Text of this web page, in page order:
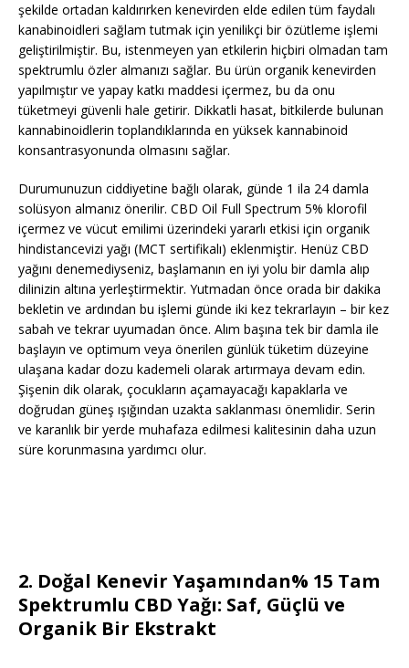
şekilde ortadan kaldırırken kenevirden elde edilen tüm faydalı
kanabinoidleri sağlam tutmak için yenilikçi bir özütleme işlemi
geliştirilmiştir. Bu, istenmeyen yan etkilerin hiçbiri olmadan tam
spektrumlu özler almanızı sağlar. Bu ürün organik kenevirden
yapılmıştır ve yapay katkı maddesi içermez, bu da onu
tüketmeyi güvenli hale getirir. Dikkatli hasat, bitkilerde bulunan
kannabinoidlerin toplandıklarında en yüksek kannabinoid
konsantrasyonunda olmasını sağlar.
Durumunuzun ciddiyetine bağlı olarak, günde 1 ila 24 damla
solüsyon almanız önerilir. CBD Oil Full Spectrum 5% klorofil
içermez ve vücut emilimi üzerindeki yararlı etkisi için organik
hindistancevizi yağı (MCT sertifikalı) eklenmiştir. Henüz CBD
yağını denemediyseniz, başlamanın en iyi yolu bir damla alıp
dilinizin altına yerleştirmektir. Yutmadan önce orada bir dakika
bekletin ve ardından bu işlemi günde iki kez tekrarlayın – bir kez
sabah ve tekrar uyumadan önce. Alım başına tek bir damla ile
başlayın ve optimum veya önerilen günlük tüketim düzeyine
ulaşana kadar dozu kademeli olarak artırmaya devam edin.
Şişenin dik olarak, çocukların açamayacağı kapaklarla ve
doğrudan güneş ışığından uzakta saklanması önemlidir. Serin
ve karanlık bir yerde muhafaza edilmesi kalitesinin daha uzun
süre korunmasına yardımcı olur.
2. Doğal Kenevir Yaşamından% 15 Tam
Spektrumlu CBD Yağı: Saf, Güçlü ve
Organik Bir Ekstrakt